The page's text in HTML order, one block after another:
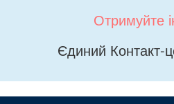
Отримуйте
Єдиний Контакт-